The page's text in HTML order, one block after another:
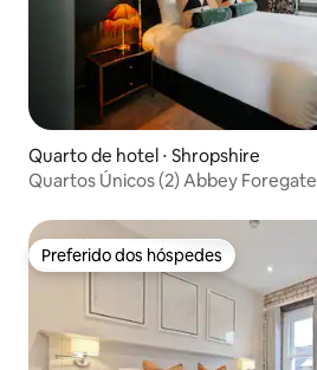
Quarto de hotel ⋅ Shropshire
Quartos Únicos (2) Abbey Foregate
Preferido dos hóspedes
Preferido dos hóspedes